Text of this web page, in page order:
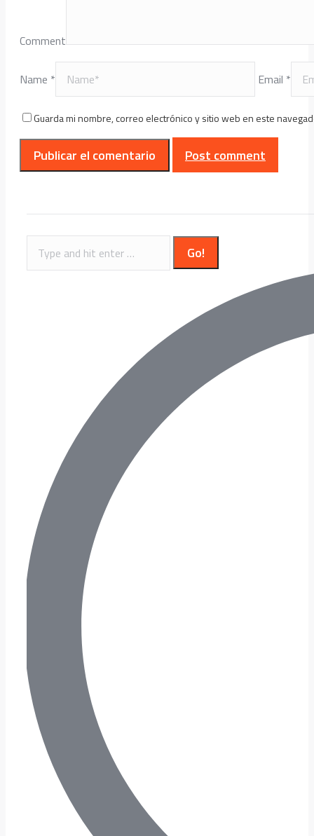
Comment
Name * Email *
Guarda mi nombre, correo electrónico y sitio web en este
Post comment